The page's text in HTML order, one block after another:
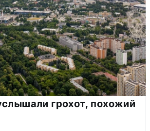
грохот, похожий